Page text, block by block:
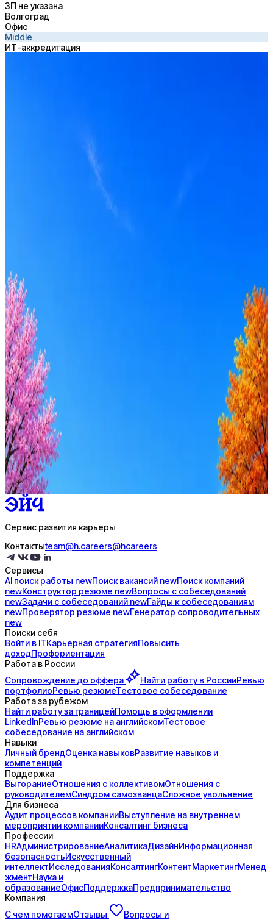
ЗП не указана
Волгоград
Офис
Middle
ИТ-аккредитация
IBS
36активных вакансий
Перейти на сайт
Стратегия поиска с AI: рынки, позиции, вилка, каналы
Ежедневный подбор из 600+ источников
AI генерация сопроводительных писем
Сервис развития карьеры
Контактыteam@h.careers@hcareers
Сервисы
AI поискработы newПоисквакансий newПоисккомпаний
newКонструктор резюме newВопросы с собеседований
newЗадачи с собеседований newГайды ксобеседованиям
newПроверятор резюме newГенератор сопроводительных
new
Поиски себя
Войти в ITКарьерная стратегияПовысить
доходПрофориентация
Работа в России
Сопровождение до оффера Найти работу в РоссииРевью
портфолиоРевью резюмеТестовое собеседование
Работа за рубежом
Найти работу за границейПомощь в оформлении
LinkedInРевью резюме на английскомТестовое
собеседование на английском
Навыки
Личный брендОценка навыковРазвитие навыков и
компетенций
Поддержка
ВыгораниеОтношения с коллективомОтношения с
руководителемСиндром самозванцаСложное увольнение
Для бизнеса
Аудит процессов компанииВыступление на внутреннем
мероприятии компанииКонсалтинг бизнеса
Профессии
HRАдминистрированиеАналитикаДизайнИнформационная
безопасностьИскусственный
интеллектИсследованияКонсалтингКонтентМаркетингМенед
жментНаука и
образованиеОфисПоддержкаПредпринимательство
Компания
С чем помогаемОтзывы
Вопросы и